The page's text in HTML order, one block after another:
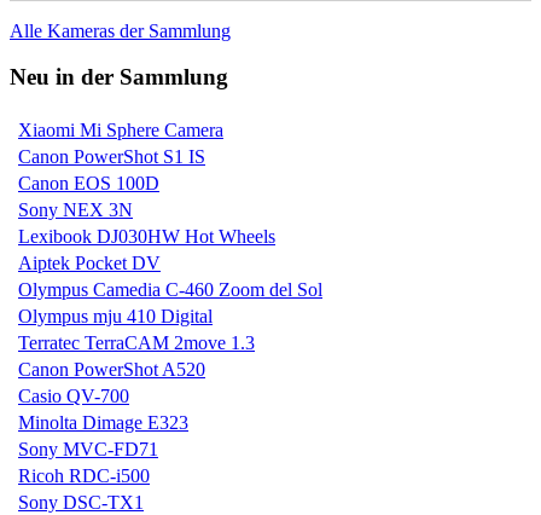
Alle Kameras der Sammlung
Neu in der Sammlung
Xiaomi Mi Sphere Camera
Canon PowerShot S1 IS
Canon EOS 100D
Sony NEX 3N
Lexibook DJ030HW Hot Wheels
Aiptek Pocket DV
Olympus Camedia C-460 Zoom del Sol
Olympus mju 410 Digital
Terratec TerraCAM 2move 1.3
Canon PowerShot A520
Casio QV-700
Minolta Dimage E323
Sony MVC-FD71
Ricoh RDC-i500
Sony DSC-TX1